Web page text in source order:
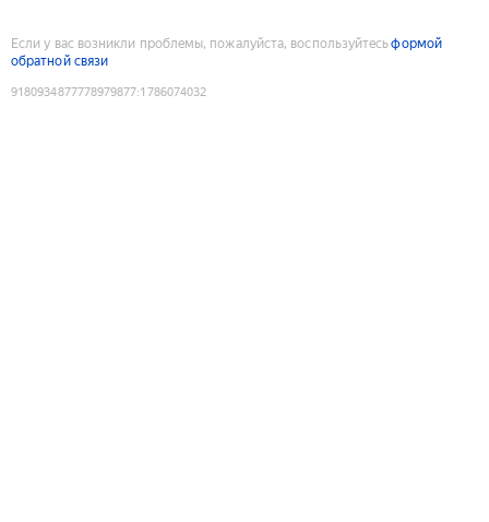
Если у вас возникли проблемы, пожалуйста, воспользуйтесьформой
обратной связи
9180934877778979877:1786074032